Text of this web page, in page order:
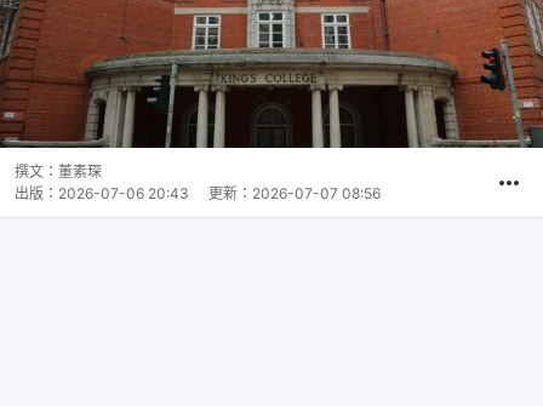
撰文： 董素琛
出版： 2026-07-06 20:43 更新： 2026-07-07 08:56